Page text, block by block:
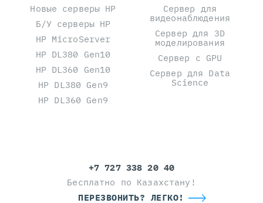
Новые серверы HP
Б/У серверы HP
HP MicroServer
HP DL380 Gen10
HP DL360 Gen10
HP DL380 Gen9
HP DL360 Gen9
Сервер для
видеонаблюдения
Сервер для 3D
моделирования
Сервер с GPU
Сервер для Data
Science
+7 727 338 20 40
Бесплатно по Казахстану!
ПЕРЕЗВОНИТЬ? ЛЕГКО!